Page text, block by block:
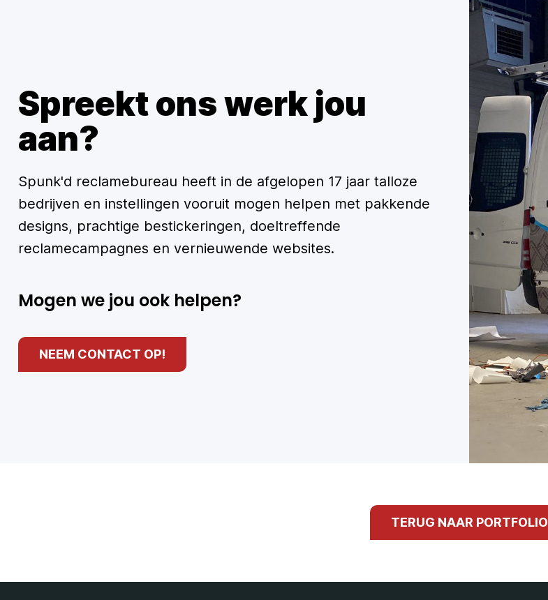
Spreekt ons werk jou
aan?
Spunk'd reclamebureau heeft in de afgelopen 17 jaar talloze
bedrijven en instellingen vooruit mogen helpen met pakkende
designs, prachtige bestickeringen, doeltreffende
reclamecampagnes en vernieuwende websites.
Mogen we jou ook helpen?
NEEM CONTACT OP!
TERUG NAAR PORTFOLIO